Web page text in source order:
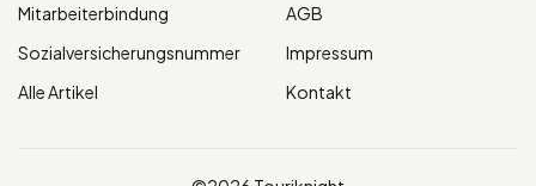
Mitarbeiterbindung
Sozialversicherungsnummer
Alle Artikel
AGB
Impressum
Kontakt